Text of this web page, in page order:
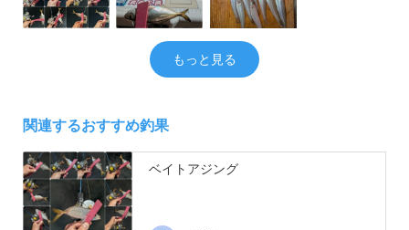
もっと見る
関連するおすすめ釣果
ベイトアジング